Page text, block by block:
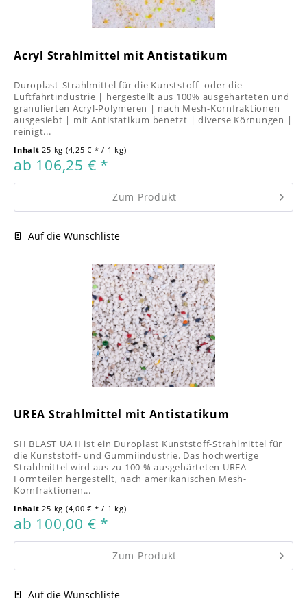
Acryl Strahlmittel mit Antistatikum
Duroplast-Strahlmittel für die Kunststoff- oder die
Luftfahrtindustrie | hergestellt aus 100% ausgehärteten und
granulierten Acryl-Polymeren | nach Mesh-Kornfraktionen
ausgesiebt | mit Antistatikum benetzt | diverse Körnungen |
reinigt...
Inhalt 25 kg (4,25 € * / 1 kg)
ab 106,25 € *
Zum Produkt
Auf die Wunschliste
UREA Strahlmittel mit Antistatikum
SH BLAST UA II ist ein Duroplast Kunststoff-Strahlmittel für
die Kunststoff- und Gummiindustrie. Das hochwertige
Strahlmittel wird aus zu 100 % ausgehärteten UREA-
Formteilen hergestellt, nach amerikanischen Mesh-
Kornfraktionen...
Inhalt25 kg (4,00 € * / 1 kg)
ab 100,00 € *
Zum Produkt
Auf die Wunschliste